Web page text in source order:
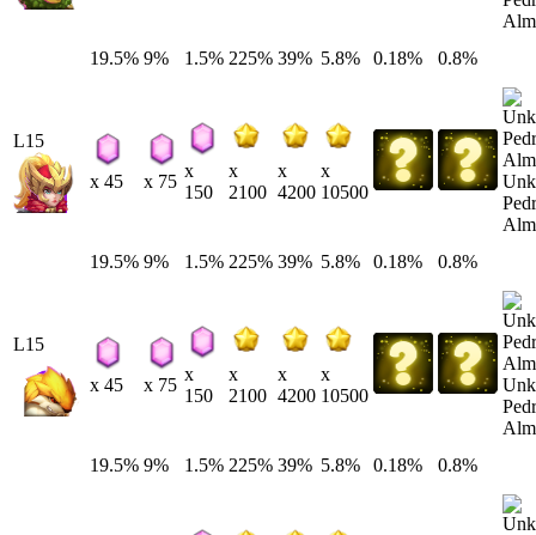
19.5% 9% 1.5% 225% 39% 5.8% 0.18% 0.8%
L15
x 45 x 75
x
150
x
2100
x
4200
x
10500
19.5% 9% 1.5% 225% 39% 5.8% 0.18% 0.8%
L15
x 45 x 75
x
150
x
2100
x
4200
x
10500
19.5% 9% 1.5% 225% 39% 5.8% 0.18% 0.8%